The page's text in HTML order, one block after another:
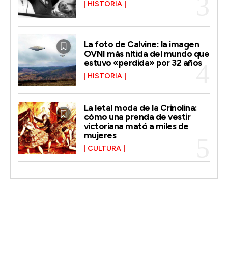
HISTORIA
La foto de Calvine: la imagen
OVNI más nítida del mundo que
estuvo «perdida» por 32 años
HISTORIA
La letal moda de la Crinolina:
cómo una prenda de vestir
victoriana mató a miles de
mujeres
CULTURA